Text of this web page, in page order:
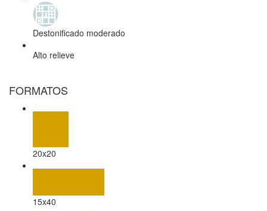
Destonificado moderado
Alto relieve
FORMATOS
20x20
15x40